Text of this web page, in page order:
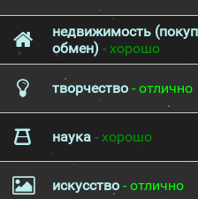
недвижимость
обмен) - хорошо
творчество - отлично
наука - хорошо
искусство - отлично